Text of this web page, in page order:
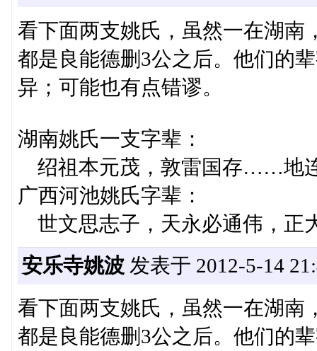
看下面两支姚氏，虽然一在湖南
都是良能德删3公之后。他们的
异；可能也有点错谬。
湖南姚氏一支字辈：
绍祖本元茂，敦雷国存……地
广西河池姚氏字辈：
世文思志子，天永必通伟，正
安乐寺姚波发表于 2012-5-14
看下面两支姚氏，虽然一在湖南
都是良能德删3公之后。他们的